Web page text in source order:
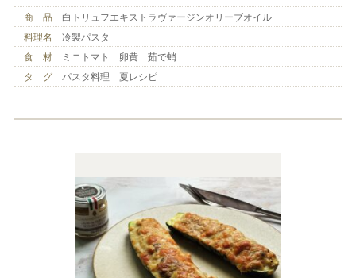
商 品
白トリュフエキストラヴァージンオリーブオイル
料理名
冷製パスタ
食 材
ミニトマト 卵黄 茹で蛸
タ グ
パスタ料理 夏レシピ